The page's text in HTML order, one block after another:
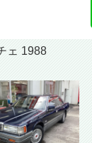
ルーチェ 1988